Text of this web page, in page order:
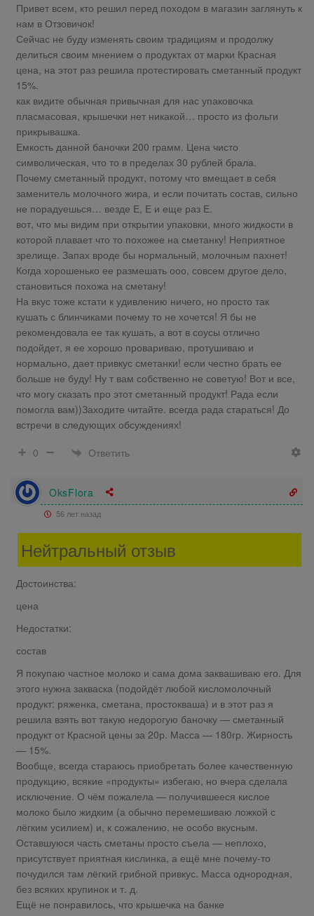
Привет всем, кто решил перед походом в магазин заглянуть к
нам в Отзовичок!
Сейчас не буду изменять своим традициям и продолжу
делиться своим мнением о продуктах от марки Красная
цена, на этот раз решила протестировать сметанный продукт
15%.
как видите обычная привычная для нас упаковочка
пласмасовая, крышечки нет никакой… просто из фольги
прикрывашка.
Емкость данной баночки 200 грамм. Цена чисто
символическая, что то в пределах 30 рублей брала.
Почему сметанный продукт, потому что вмещает в себя
заменитель молочного жира, и если почитать состав, сильно
не порадуешься… везде Е, Е и еще раз Е.
вот, что мы видим при открытии упаковки, много жидкости в
которой плавает что то похожее на сметанку! Неприятное
зрелище. Запах вроде бы нормальный, молочным пахнет!
Когда хорошенько ее размешать ооо, совсем другое дело,
становиться похожа на сметану!
На вкус тоже кстати к удивлению ничего, но просто так
кушать с блинчиками почему то не хочется! Я бы не
рекомендовала ее так кушать, а вот в соусы отлично
подойдет, я ее хорошо провариваю, протушиваю и
нормально, дает привкус сметанки! если честно брать ее
больше не буду! Ну т вам собственно не советую! Вот и все,
что могу сказать про этот сметанный продукт! Рада если
помогла вам))Заходите читайте. всегда рада стараться! До
встречи в следующих обсуждениях!
0
Ответить
OksFlora
56 лет назад
Нейтральный отзыв
Достоинства:
цена
Недостатки:
состав
Я покупаю частное молоко и сама дома заквашиваю его. Для
этого нужна закваска (подойдёт любой кисломолочный
продукт: ряженка, сметана, простокваша) и в этот раз я
решила взять вот такую недорогую баночку — сметанный
продукт от Красной цены за 20р. Масса — 180гр. Жирность
— 15%.
Вообще, всегда стараюсь приобретать более качественную
продукцию, всякие «продукты» избегаю, но вчера сделала
исключение. О чём пожалела — получившееся кислое
молоко было жидким (а обычно перемешиваю ложкой с
лёгким усилием) и, к сожалению, не особо вкусным.
Оставшуюся часть сметаны просто съела — неплохо,
присутствует приятная кислинка, а ещё мне почему-то
почудился там лёгкий грибной привкус. Масса однородная,
без всяких крупинок и т. д.
Ещё не понравилось, что крышечка на банке